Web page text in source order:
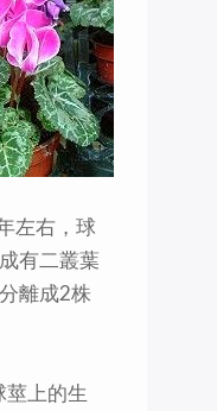
左右，球
有二叢葉
離成2株
莖上的生